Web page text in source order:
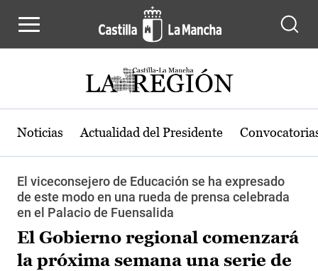
Noticias Actualidad del Presidente
El viceconsejero de Educación se ha expresado
de este modo en una rueda de prensa celebrada
en el Palacio de Fuensalida
El Gobierno regional comenzará
la próxima semana una serie de